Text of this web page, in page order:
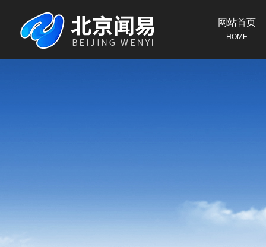
网站首页
HOME